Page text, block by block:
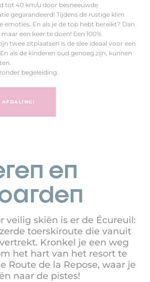
tot 40 km/u door besneeuwde
gegarandeerd! Tijdens de rustige klim
emoties. En als je de top hebt bereikt? Dan
een keer te doen! Een 100%
twee zitplaatsen is de slee ideaal voor een
als de kinderen oud genoeg zijn, kunnen
begeleiding.
en
veilig skiën is er de Écureuil:
toerskiroute die vanuit
Kronkel je een weg
het hart van het resort te
Route de la Repose, waar je
naar de pistes!